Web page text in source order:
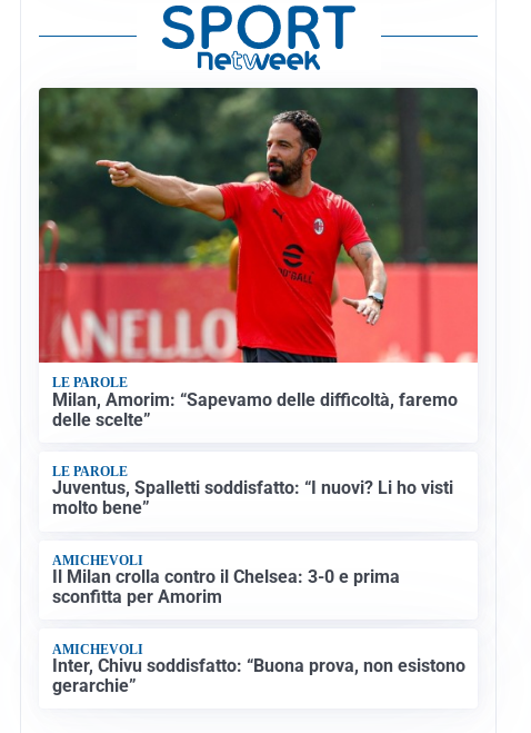
LE PAROLE
Milan, Amorim: “Sapevamo delle difficoltà, faremo
delle scelte”
LE PAROLE
Juventus, Spalletti soddisfatto: “I nuovi? Li ho visti
molto bene”
AMICHEVOLI
Il Milan crolla contro il Chelsea: 3-0 e prima
sconfitta per Amorim
AMICHEVOLI
Inter, Chivu soddisfatto: “Buona prova, non esistono
gerarchie”